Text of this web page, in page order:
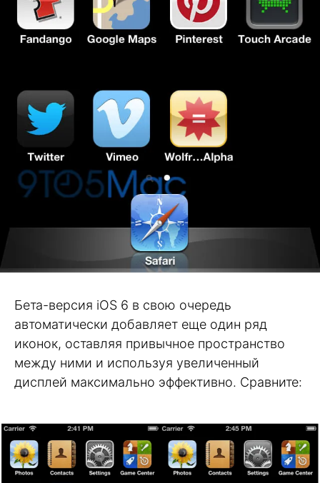
Бета-версия iOS 6 в свою очередь
автоматически добавляет еще один ряд
иконок, оставляя привычное пространство
между ними и используя увеличенный
дисплей максимально эффективно. Сравните: